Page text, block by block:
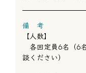
備 考
【人数】
各回定員6名（6
談ください）